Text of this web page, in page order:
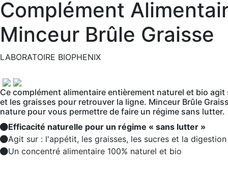
Complément
Minceur Brûle Graisse
LABORATOIRE BIOPHENIX
Ce complément alimentaire entièrement naturel et bio agit
et les graisses pour retrouver la ligne. Minceur Brûle
nature pour vous permettre de faire un régime sans lutter.
Efficacité naturelle pour un régime « sans lutter »
Agit sur : l'appétit, les graisses, les sucres et la digestion
Un concentré alimentaire 100% naturel et bio